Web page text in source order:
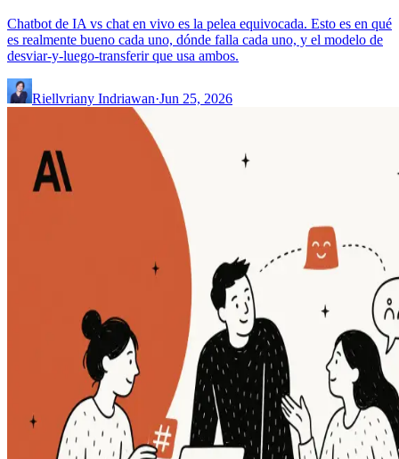
Chatbot de IA vs chat en vivo es la pelea equivocada. Esto es en qué
es realmente bueno cada uno, dónde falla cada uno, y el modelo de
desviar-y-luego-transferir que usa ambos.
Riellvriany Indriawan·Jun 25, 2026